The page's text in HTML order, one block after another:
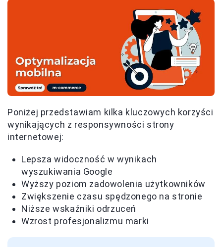
Poniżej przedstawiam kilka kluczowych korzyści
wynikających z responsywności strony
internetowej:
Lepsza widoczność w wynikach
wyszukiwania Google
Wyższy poziom zadowolenia użytkowników
Zwiększenie czasu spędzonego na stronie
Niższe wskaźniki odrzuceń
Wzrost profesjonalizmu marki